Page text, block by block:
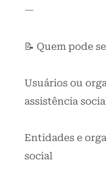
—
📝 Quem pode
Usuários ou
assistência
Entidades e
social